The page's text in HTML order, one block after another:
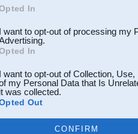
In
I want to opt-out of processing my
In
I want to opt-out of Collection,
my Personal Data that Is
it was collected.
Out
CONFIRM